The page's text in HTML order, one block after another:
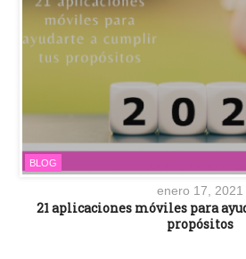
BLOG
enero 17, 2021
21 aplicaciones móviles para
propósitos